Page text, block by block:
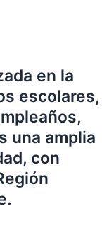
en la
escolares,
una amplia
con